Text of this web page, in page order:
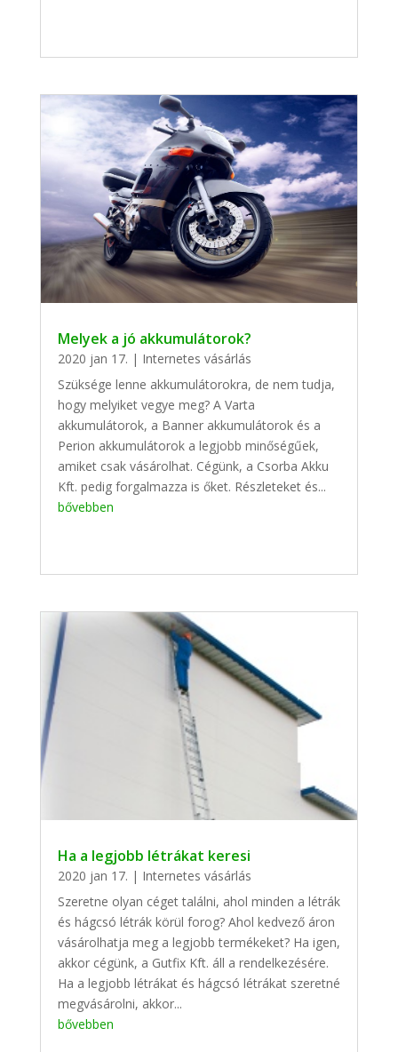
Melyek a jó akkumulátorok?
2020 jan 17. | Internetes vásárlás
Szüksége lenne akkumulátorokra, de nem tudja,
hogy melyiket vegye meg? A Varta
akkumulátorok, a Banner akkumulátorok és a
Perion akkumulátorok a legjobb minőségűek,
amiket csak vásárolhat. Cégünk, a Csorba Akku
Kft. pedig forgalmazza is őket. Részleteket és...
bővebben
Ha a legjobb létrákat keresi
2020 jan 17. | Internetes vásárlás
Szeretne olyan céget találni, ahol minden a létrák
és hágcsó létrák körül forog? Ahol kedvező áron
vásárolhatja meg a legjobb termékeket? Ha igen,
akkor cégünk, a Gutfix Kft. áll a rendelkezésére.
Ha a legjobb létrákat és hágcsó létrákat szeretné
megvásárolni, akkor...
bővebben